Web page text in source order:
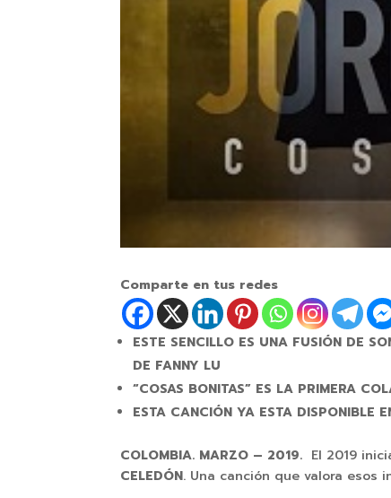
Comparte en tus redes
ESTE SENCILLO ES UNA FUSIÓN DE
DE FANNY LU
“COSAS BONITAS” ES LA PRIMERA
ESTA CANCIÓN YA ESTA DISPONIBLE
COLOMBIA. MARZO – 2019. El 2019
CELEDÓN. Una canción que valora